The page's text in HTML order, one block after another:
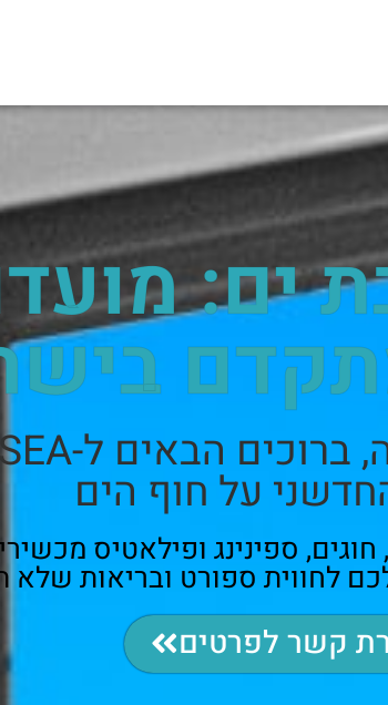
ים:
על חוף הים
חוגים, ספינינג ופילאטיס
לחווית ספורט ובריאות שלא
קשר לפרטים